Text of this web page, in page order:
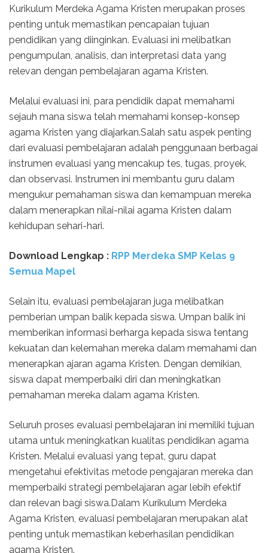
Kurikulum Merdeka Agama Kristen merupakan proses
penting untuk memastikan pencapaian tujuan
pendidikan yang diinginkan. Evaluasi ini melibatkan
pengumpulan, analisis, dan interpretasi data yang
relevan dengan pembelajaran agama Kristen.
Melalui evaluasi ini, para pendidik dapat memahami
sejauh mana siswa telah memahami konsep-konsep
agama Kristen yang diajarkan.Salah satu aspek penting
dari evaluasi pembelajaran adalah penggunaan berbagai
instrumen evaluasi yang mencakup tes, tugas, proyek,
dan observasi. Instrumen ini membantu guru dalam
mengukur pemahaman siswa dan kemampuan mereka
dalam menerapkan nilai-nilai agama Kristen dalam
kehidupan sehari-hari.
Download Lengkap : RPP Merdeka SMP Kelas 9
Semua Mapel
Selain itu, evaluasi pembelajaran juga melibatkan
pemberian umpan balik kepada siswa. Umpan balik ini
memberikan informasi berharga kepada siswa tentang
kekuatan dan kelemahan mereka dalam memahami dan
menerapkan ajaran agama Kristen. Dengan demikian,
siswa dapat memperbaiki diri dan meningkatkan
pemahaman mereka dalam agama Kristen.
Seluruh proses evaluasi pembelajaran ini memiliki tujuan
utama untuk meningkatkan kualitas pendidikan agama
Kristen. Melalui evaluasi yang tepat, guru dapat
mengetahui efektivitas metode pengajaran mereka dan
memperbaiki strategi pembelajaran agar lebih efektif
dan relevan bagi siswa.Dalam Kurikulum Merdeka
Agama Kristen, evaluasi pembelajaran merupakan alat
penting untuk memastikan keberhasilan pendidikan
agama Kristen.